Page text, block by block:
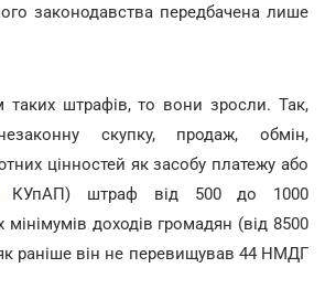
законодавства передбачена лише
таких штрафів, то вони зросли. Так,
скупку, продаж, обмін,
цінностей як засобу платежу або
штраф від 500 до 1000
доходів громадян (від 8500
раніше він не перевищував 44 НМДГ